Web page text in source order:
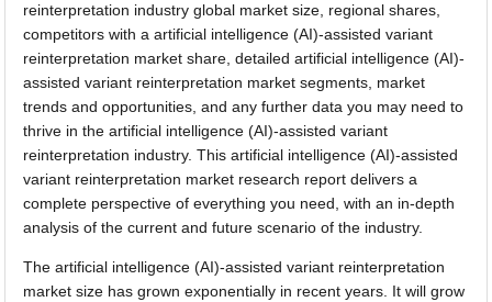
reinterpretation industry global market size, regional shares,
competitors with a artificial intelligence (AI)-assisted variant
reinterpretation market share, detailed artificial intelligence (AI)-
assisted variant reinterpretation market segments, market
trends and opportunities, and any further data you may need to
thrive in the artificial intelligence (AI)-assisted variant
reinterpretation industry. This artificial intelligence (AI)-assisted
variant reinterpretation market research report delivers a
complete perspective of everything you need, with an in-depth
analysis of the current and future scenario of the industry.
The artificial intelligence (AI)-assisted variant reinterpretation
market size has grown exponentially in recent years. It will grow